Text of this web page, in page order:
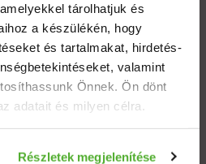
tárolhatjuk és
a készülékén, hogy
és tartalmakat, hirdetés-
valamint
Önnek. Ön dönt
adatait és milyen célra.
Részletek megjelenítése